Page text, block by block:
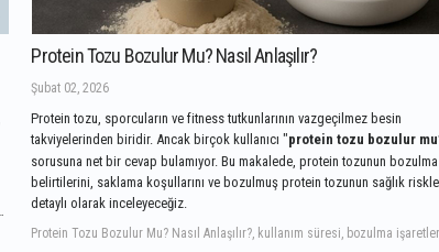
Protein Tozu Bozulur Mu? Nasıl Anlaşılır?
Şubat 02, 2026
Protein tozu, sporcuların ve fitness tutkunlarının vazgeçilmez besin
takviyelerinden biridir. Ancak birçok kullanıcı "protein tozu bozulur
sorusuna net bir cevap bulamıyor. Bu makalede, protein tozunun bozulma
belirtilerini, saklama koşullarını ve bozulmuş protein tozunun sağlık
detaylı olarak inceleyeceğiz.